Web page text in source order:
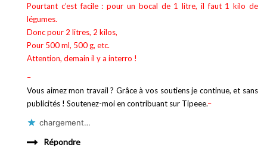
Pourtant c’est facile : pour un bocal de 1 litre, il faut 1 kilo de
légumes.
Donc pour 2 litres, 2 kilos,
Pour 500 ml, 500 g, etc.
Attention, demain il y a interro !
–
Vous aimez mon travail ? Grâce à vos soutiens je continue, et sans
publicités ! Soutenez-moi en contribuant sur Tipeee.–
chargement…
Répondre